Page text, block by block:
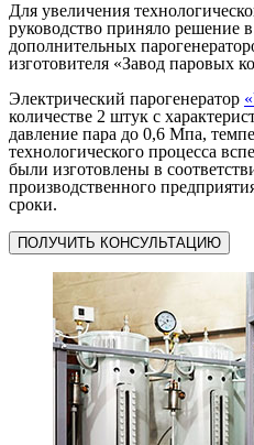
Для увеличения
руководство приняло решение
дополнительных
изготовителя «Завод паровых
Электрический парогенератор
количестве 2 штук с
давление пара до 0,6 Мпа,
технологического процесса
были изготовлены в
производственного
сроки.
ПОЛУЧИТЬ КОНСУЛЬТАЦИЮ